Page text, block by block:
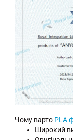
Чому варто PLA
Широкий